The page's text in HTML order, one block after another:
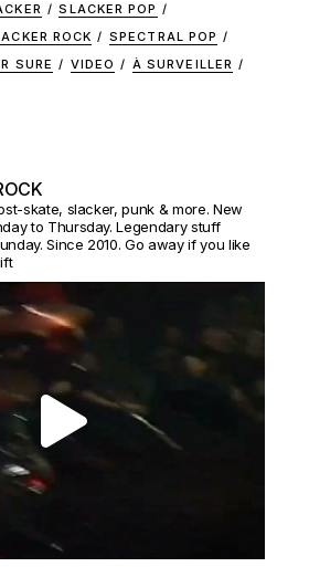
SLACKER POP
ROCK
SPECTRAL POP
SURE VIDEO À SURVEILLER
skate, slacker, punk & more. New
to Thursday. Legendary stuff
Since 2010. Go away if you like